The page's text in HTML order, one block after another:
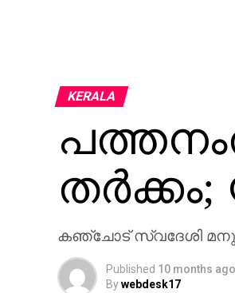
KERALA
കഞ്ചോട് സ്വദേശി
Published 10 months ago
Bywebdesk17